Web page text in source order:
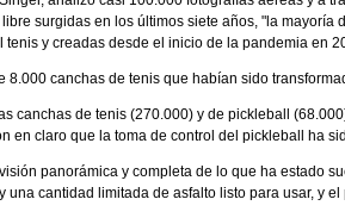
surgidas en los últimos siete años, "la mayoría
tenis y creadas desde el inicio de la pandemia en
8.000 canchas de tenis que habían sido
canchas de tenis (270.000) y de pickleball
en claro que la toma de control del pickleball ha
panorámica y completa de lo que ha estado
una cantidad limitada de asfalto listo para usar, y